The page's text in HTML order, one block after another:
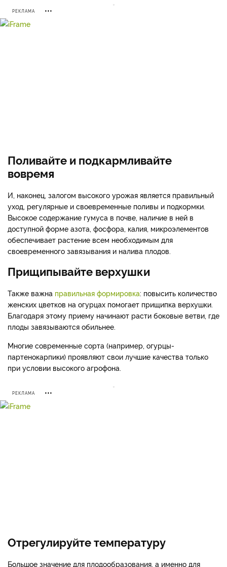
РЕКЛАМА
Поливайте и подкармливайте
вовремя
И, наконец, залогом высокого урожая является правильный
уход, регулярные и своевременные поливы и подкормки.
Высокое содержание гумуса в почве, наличие в ней в
доступной форме азота, фосфора, калия, микроэлементов
обеспечивает растение всем необходимым для
своевременного завязывания и налива плодов.
Прищипывайте верхушки
Также важна правильная формировка: повысить количество
женских цветков на огурцах помогает прищипка верхушки.
Благодаря этому приему начинают расти боковые ветви, где
плоды завязываются обильнее.
Многие современные сорта (например, огурцы-
партенокарпики) проявляют свои лучшие качества только
при условии высокого агрофона.
РЕКЛАМА
Отрегулируйте температуру
Большое значение для плодообразования, а именно для